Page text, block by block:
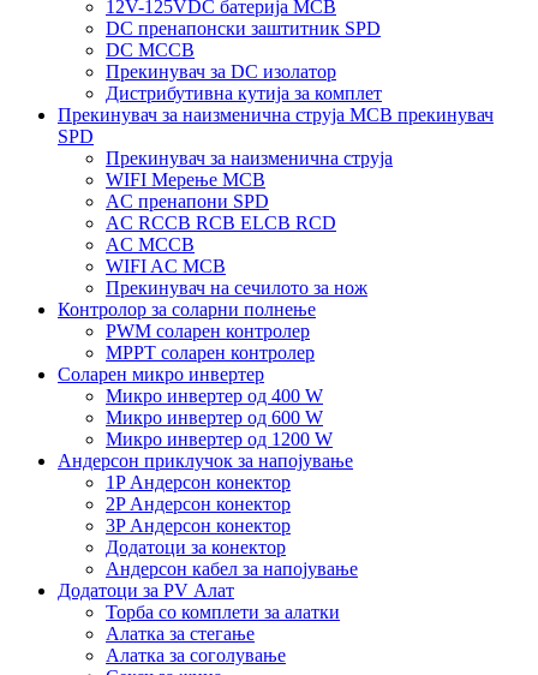
12V-125VDC батерија MCB
DC пренапонски заштитник SPD
DC MCCB
Прекинувач за DC изолатор
Дистрибутивна кутија за комплет
Прекинувач за наизменична струја MCB прекинувач
SPD
Прекинувач за наизменична струја
WIFI Мерење MCB
AC пренапони SPD
AC RCCB RCB ELCB RCD
AC MCCB
WIFI AC MCB
Прекинувач на сечилото за нож
Контролор за соларни полнење
PWM соларен контролер
MPPT соларен контролер
Соларен микро инвертер
Микро инвертер од 400 W
Микро инвертер од 600 W
Микро инвертер од 1200 W
Андерсон приклучок за напојување
1P Андерсон конектор
2P Андерсон конектор
3P Андерсон конектор
Додатоци за конектор
Андерсон кабел за напојување
Додатоци за PV Алат
Торба со комплети за алатки
Алатка за стегање
Алатка за соголување